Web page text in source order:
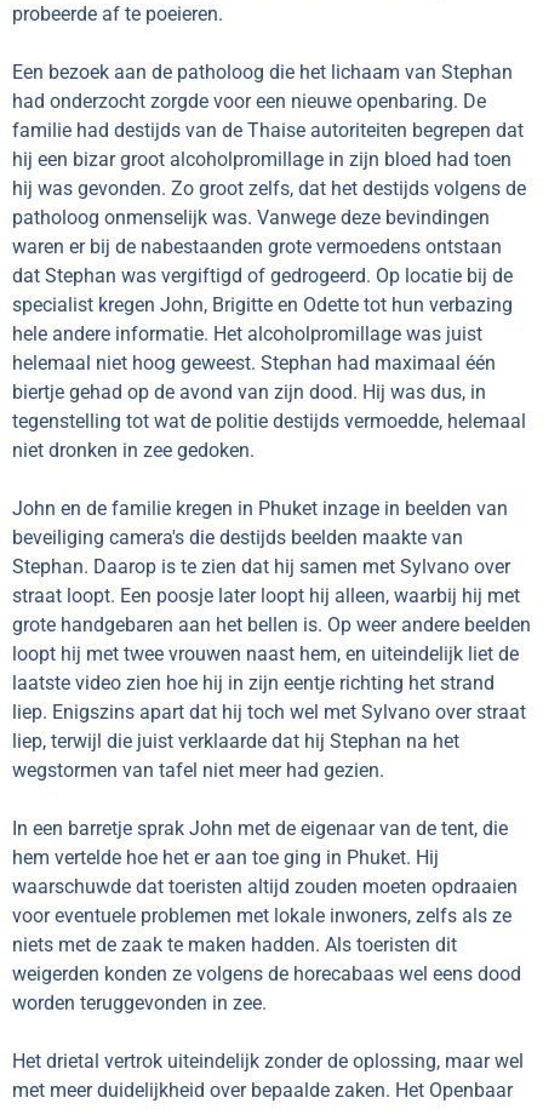
probeerde af te poeieren.
Een bezoek aan de patholoog die het lichaam van Stephan
had onderzocht zorgde voor een nieuwe openbaring. De
familie had destijds van de Thaise autoriteiten begrepen dat
hij een bizar groot alcoholpromillage in zijn bloed had toen
hij was gevonden. Zo groot zelfs, dat het destijds volgens de
patholoog onmenselijk was. Vanwege deze bevindingen
waren er bij de nabestaanden grote vermoedens ontstaan
dat Stephan was vergiftigd of gedrogeerd. Op locatie bij de
specialist kregen John, Brigitte en Odette tot hun verbazing
hele andere informatie. Het alcoholpromillage was juist
helemaal niet hoog geweest. Stephan had maximaal één
biertje gehad op de avond van zijn dood. Hij was dus, in
tegenstelling tot wat de politie destijds vermoedde, helemaal
niet dronken in zee gedoken.
John en de familie kregen in Phuket inzage in beelden van
beveiliging camera's die destijds beelden maakte van
Stephan. Daarop is te zien dat hij samen met Sylvano over
straat loopt. Een poosje later loopt hij alleen, waarbij hij met
grote handgebaren aan het bellen is. Op weer andere beelden
loopt hij met twee vrouwen naast hem, en uiteindelijk liet de
laatste video zien hoe hij in zijn eentje richting het strand
liep. Enigszins apart dat hij toch wel met Sylvano over straat
liep, terwijl die juist verklaarde dat hij Stephan na het
wegstormen van tafel niet meer had gezien.
In een barretje sprak John met de eigenaar van de tent, die
hem vertelde hoe het er aan toe ging in Phuket. Hij
waarschuwde dat toeristen altijd zouden moeten opdraaien
voor eventuele problemen met lokale inwoners, zelfs als ze
niets met de zaak te maken hadden. Als toeristen dit
weigerden konden ze volgens de horecabaas wel eens dood
worden teruggevonden in zee.
Het drietal vertrok uiteindelijk zonder de oplossing, maar wel
met meer duidelijkheid over bepaalde zaken. Het Openbaar